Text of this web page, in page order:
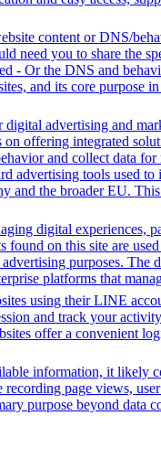
content or DNS/
need you to share the
Or the DNS and
and its core purpose
advertising and
offering integrated
and collect data
advertising tools used
the broader EU.
digital experiences,
on this site are
purposes.
platforms that
using their LINE
and track your
offer a convenient
information, it likely
page views,
purpose beyond data